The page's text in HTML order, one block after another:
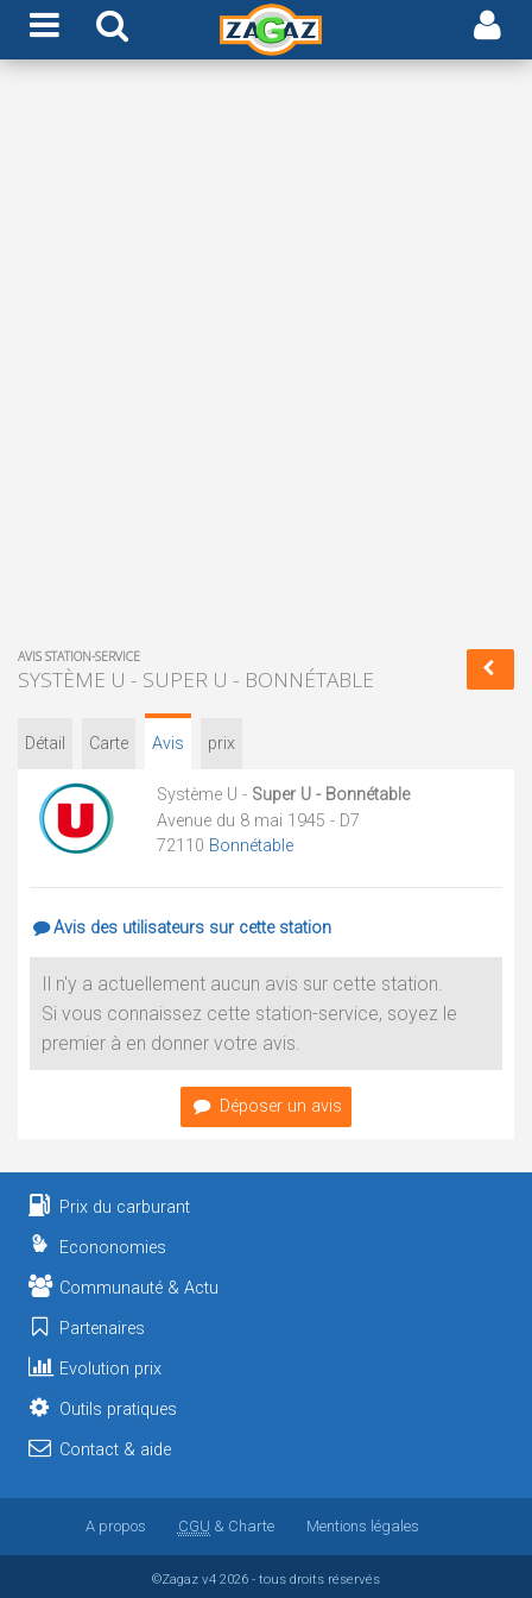
AVIS STATION-SERVICE
SYSTÈME U - SUPER U - BONNÉTABLE
Détail Carte Avis prix
Système U - Super U - Bonnétable
Avenue du 8 mai 1945 - D7
72110 Bonnétable
Avis des utilisateurs sur cette station
Il n'y a actuellement aucun avis sur cette station.
Si vous connaissez cette station-service, soyez le
premier à en donner votre avis.
Déposer un avis
Prix du carburant
Econonomies
Communauté & Actu
Partenaires
Evolution prix
Outils pratiques
Contact & aide
A propos CGU & Charte Mentions légales
©Zagaz v4 2026 - tous droits réservés